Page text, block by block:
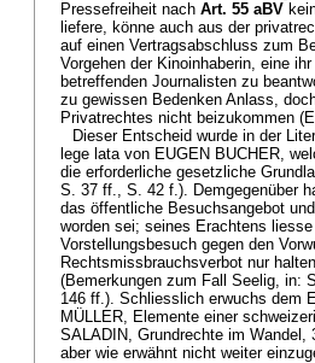
Pressefreiheit nach Art. 55 aBV
liefere, könne auch aus der
auf einen Vertragsabschluss zum
Vorgehen der Kinoinhaberin, eine
betreffenden Journalisten zu
zu gewissen Bedenken Anlass,
Privatrechtes nicht beizukommen
Dieser Entscheid wurde in der
lege lata von EUGEN BUCHER,
die erforderliche gesetzliche
S. 37 ff., S. 42 f.). Demgegenüber
das öffentliche Besuchsangebot
worden sei; seines Erachtens
Vorstellungsbesuch gegen den
Rechtsmissbrauchsverbot nur
(Bemerkungen zum Fall Seelig, in:
146 ff.). Schliesslich erwuchs dem
MÜLLER, Elemente einer
SALADIN, Grundrechte im
aber wie erwähnt nicht weiter